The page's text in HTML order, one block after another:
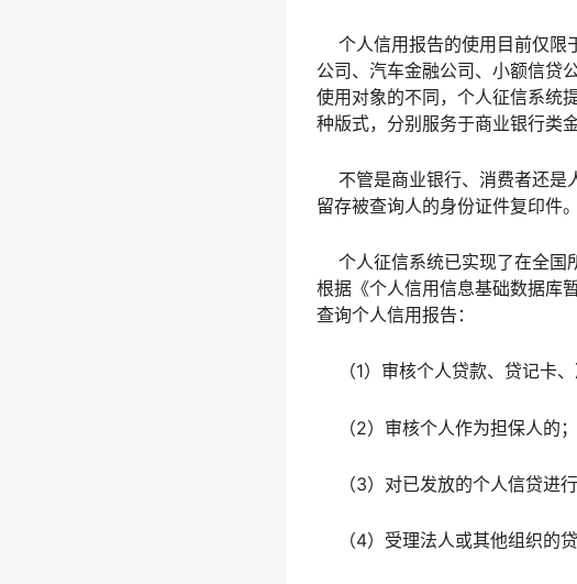
个人信用报告的使用目前仅限
公司、汽车金融公司、小额信贷
使用对象的不同，个人征信系统
种版式，分别服务于商业银行类
不管是商业银行、消费者还是
留存被查询人的身份证件复印件。
个人征信系统已实现了在全国
根据《个人信用信息基础数据库
查询个人信用报告：
（1）审核个人贷款、贷记卡、
（2）审核个人作为担保人的；
（3）对已发放的个人信贷进行
（4）受理法人或其他组织的贷